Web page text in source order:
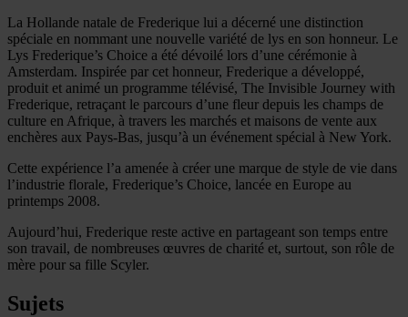
La Hollande natale de Frederique lui a décerné une distinction
spéciale en nommant une nouvelle variété de lys en son honneur. Le
Lys Frederique’s Choice a été dévoilé lors d’une cérémonie à
Amsterdam. Inspirée par cet honneur, Frederique a développé,
produit et animé un programme télévisé, The Invisible Journey with
Frederique, retraçant le parcours d’une fleur depuis les champs de
culture en Afrique, à travers les marchés et maisons de vente aux
enchères aux Pays-Bas, jusqu’à un événement spécial à New York.
Cette expérience l’a amenée à créer une marque de style de vie dans
l’industrie florale, Frederique’s Choice, lancée en Europe au
printemps 2008.
Aujourd’hui, Frederique reste active en partageant son temps entre
son travail, de nombreuses œuvres de charité et, surtout, son rôle de
mère pour sa fille Scyler.
Sujets